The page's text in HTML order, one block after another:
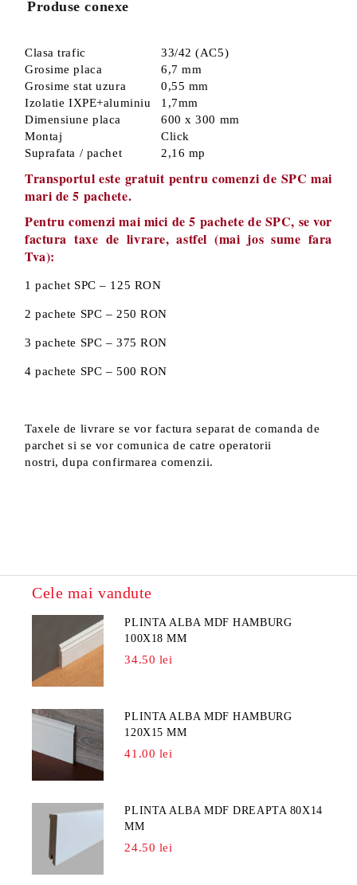
Produse conexe
Clasa trafic
33/42 (AC5)
Grosime placa
6,7 mm
Grosime stat uzura
0,55 mm
Izolatie IXPE+aluminiu
1,7mm
Dimensiune placa
600 x 300 mm
Montaj
Click
Suprafata / pachet
2,16 mp
Transportul este gratuit pentru comenzi de SPC mai
mari de 5 pachete.
Pentru comenzi mai mici de 5 pachete de SPC, se vor
factura taxe de livrare, astfel (mai jos sume fara
Tva):
1 pachet SPC – 125 RON
2 pachete SPC – 250 RON
3 pachete SPC – 375 RON
4 pachete SPC – 500 RON
Taxele de livrare se vor factura separat de comanda de
parchet si se vor comunica de catre operatorii
nostri, dupa confirmarea comenzii.
Cele mai vandute
PLINTA ALBA MDF HAMBURG
100X18 MM
34.50 lei
PLINTA ALBA MDF HAMBURG
120X15 MM
41.00 lei
PLINTA ALBA MDF DREAPTA 80X14
MM
24.50 lei